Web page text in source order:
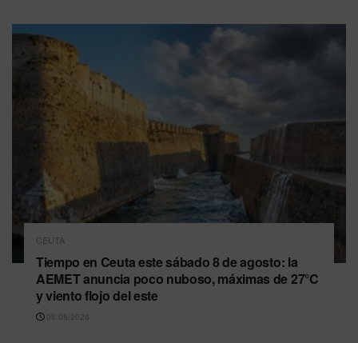
CEUTA
Tiempo en Ceuta este sábado 8 de agosto: la
AEMET anuncia poco nuboso, máximas de 27°C
y viento flojo del este
08/08/2026